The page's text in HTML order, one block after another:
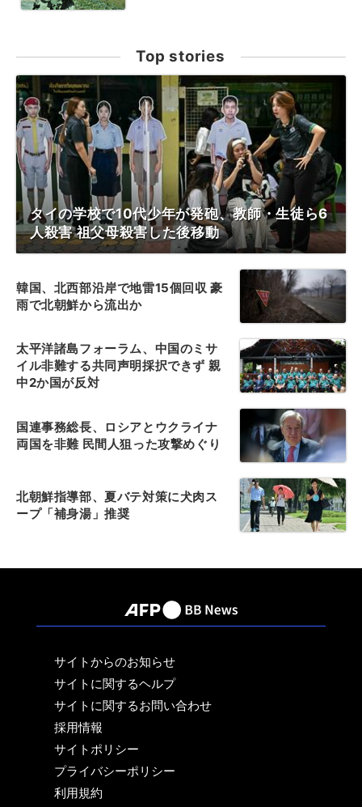
Top stories
タイの学校で10代少年が発砲、教師・生徒ら6
人殺害 祖父母殺害した後移動
韓国、北西部沿岸で地雷15個回収 豪
雨で北朝鮮から流出か
太平洋諸島フォーラム、中国のミサ
イル非難する共同声明採択できず 親
中2か国が反対
国連事務総長、ロシアとウクライナ
両国を非難 民間人狙った攻撃めぐり
北朝鮮指導部、夏バテ対策に犬肉ス
ープ「補身湯」推奨
サイトからのお知らせ
サイトに関するヘルプ
サイトに関するお問い合わせ
採用情報
サイトポリシー
プライバシーポリシー
利用規約